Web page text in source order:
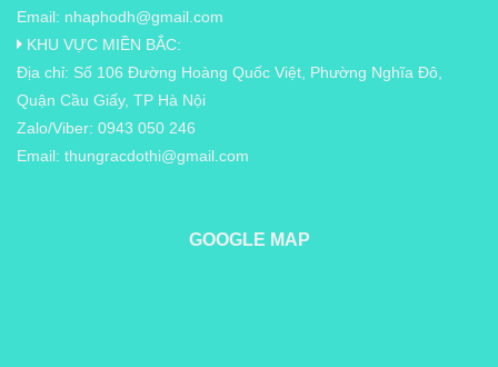
Email: nhaphodh@gmail.com
KHU VỰC MIỀN BẮC:
Địa chỉ: Số 106 Đường Hoàng Quốc Việt, Phường Nghĩa Đô,
Quận Cầu Giấy, TP Hà Nội
Zalo/Viber: 0943 050 246
Email: thungracdothi@gmail.com
GOOGLE MAP